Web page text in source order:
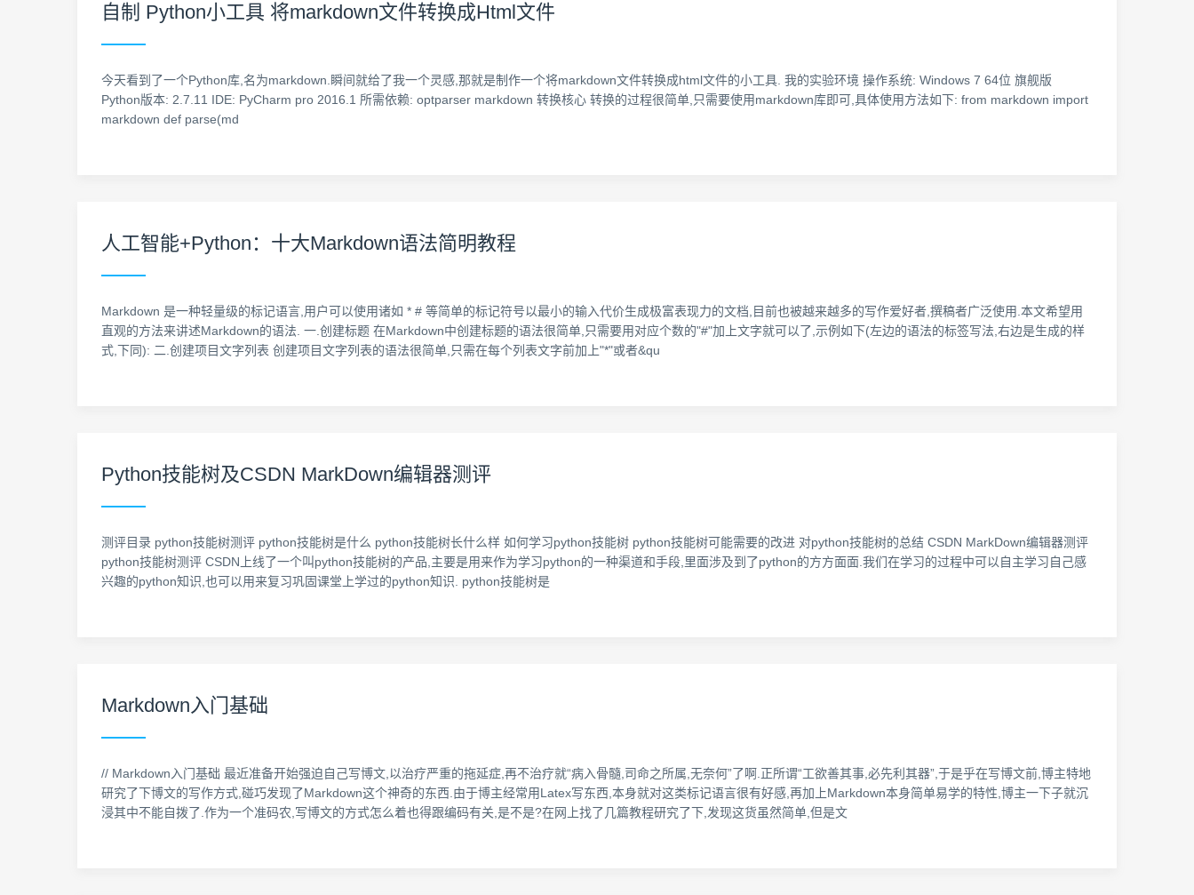
自制 Python小工具 将markdown文件转换成Html文件
今天看到了一个Python库,名为markdown.瞬间就给了我一个灵感,那就是制作一个将markdown文件转换成html文件的小工具. 我的实验环境 操作系统: Windows 7 64位 旗舰版
Python版本: 2.7.11 IDE: PyCharm pro 2016.1 所需依赖: optparser markdown 转换核心 转换的过程很简单,只需要使用markdown库即可,具体使用方法如下: from markdown import
markdown def parse(md
人工智能+Python：十大Markdown语法简明教程
Markdown 是一种轻量级的标记语言,用户可以使用诸如 * # 等简单的标记符号以最小的输入代价生成极富表现力的文档,目前也被越来越多的写作爱好者,撰稿者广泛使用.本文希望用
直观的方法来讲述Markdown的语法. 一.创建标题 在Markdown中创建标题的语法很简单,只需要用对应个数的"#"加上文字就可以了,示例如下(左边的语法的标签写法,右边是生成的样
式,下同): 二.创建项目文字列表 创建项目文字列表的语法很简单,只需在每个列表文字前加上"*"或者&qu
Python技能树及CSDN MarkDown编辑器测评
测评目录 python技能树测评 python技能树是什么 python技能树长什么样 如何学习python技能树 python技能树可能需要的改进 对python技能树的总结 CSDN MarkDown编辑器测评
python技能树测评 CSDN上线了一个叫python技能树的产品,主要是用来作为学习python的一种渠道和手段,里面涉及到了python的方方面面.我们在学习的过程中可以自主学习自己感
兴趣的python知识,也可以用来复习巩固课堂上学过的python知识. python技能树是
Markdown入门基础
// Markdown入门基础 最近准备开始强迫自己写博文,以治疗严重的拖延症,再不治疗就“病入骨髓,司命之所属,无奈何”了啊.正所谓“工欲善其事,必先利其器”,于是乎在写博文前,博主特地
研究了下博文的写作方式,碰巧发现了Markdown这个神奇的东西.由于博主经常用Latex写东西,本身就对这类标记语言很有好感,再加上Markdown本身简单易学的特性,博主一下子就沉
浸其中不能自拨了.作为一个准码农,写博文的方式怎么着也得跟编码有关,是不是?在网上找了几篇教程研究了下,发现这货虽然简单,但是文